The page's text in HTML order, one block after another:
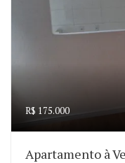
R$ 175.000
Apartamento à